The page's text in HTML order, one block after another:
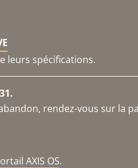
leurs spécifications.
rendez-vous sur la
AXIS OS.